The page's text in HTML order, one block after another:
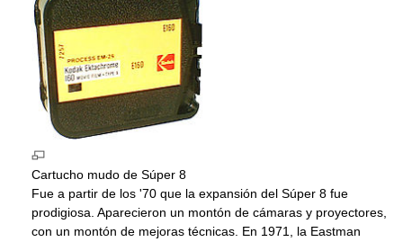
Cartucho mudo de Súper 8
Fue a partir de los '70 que la expansión del Súper 8 fue
prodigiosa. Aparecieron un montón de cámaras y proyectores,
con un montón de mejoras técnicas. En 1971, la Eastman